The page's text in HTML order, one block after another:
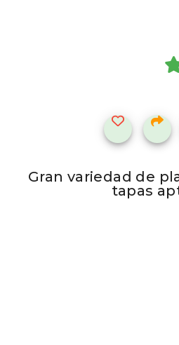
Gran variedad de
tapas